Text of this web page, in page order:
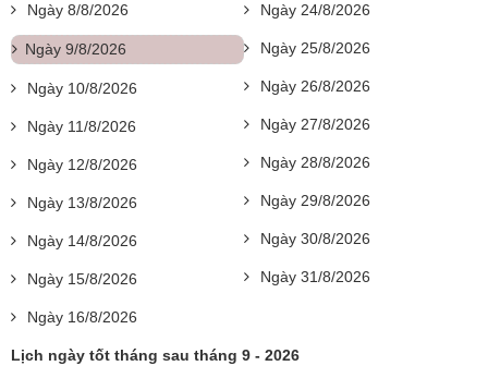
Ngày 8/8/2026
Ngày 9/8/2026
Ngày 10/8/2026
Ngày 11/8/2026
Ngày 12/8/2026
Ngày 13/8/2026
Ngày 14/8/2026
Ngày 15/8/2026
Ngày 16/8/2026
Ngày 24/8/2026
Ngày 25/8/2026
Ngày 26/8/2026
Ngày 27/8/2026
Ngày 28/8/2026
Ngày 29/8/2026
Ngày 30/8/2026
Ngày 31/8/2026
Lịch ngày tốt tháng sau tháng 9 - 2026